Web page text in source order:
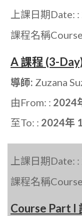
上課日期Date: :
課程名稱
A 課程 (3-
導師: Zuzana
由From: : 2024
至To: : 2024年
上課日期Date: :
課程名稱
Course Part I